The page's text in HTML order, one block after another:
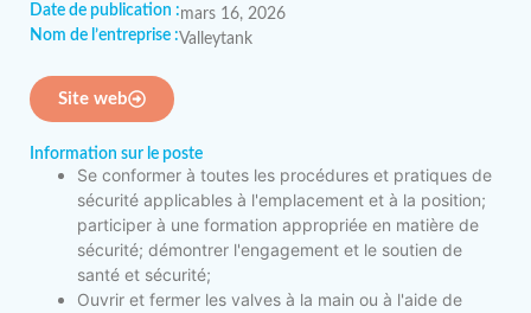
Date de publication :mars 16, 2026
Nom de l’entreprise :Valleytank
Site web
Information sur le poste
Se conformer à toutes les procédures et pratiques de
sécurité applicables à l'emplacement et à la position;
participer à une formation appropriée en matière de
sécurité; démontrer l'engagement et le soutien de
santé et sécurité;
Ouvrir et fermer les valves à la main ou à l'aide de